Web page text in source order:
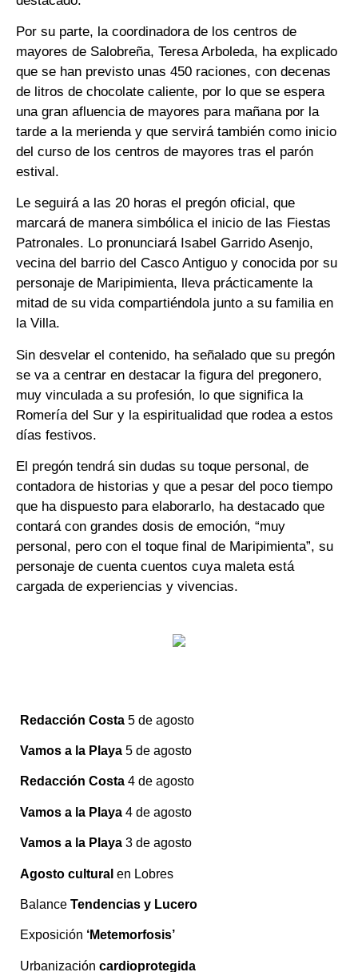
Por su parte, la coordinadora de los centros de
mayores de Salobreña, Teresa Arboleda, ha explicado
que se han previsto unas 450 raciones, con decenas
de litros de chocolate caliente, por lo que se espera
una gran afluencia de mayores para mañana por la
tarde a la merienda y que servirá también como inicio
del curso de los centros de mayores tras el parón
estival.
Le seguirá a las 20 horas el pregón oficial, que
marcará de manera simbólica el inicio de las Fiestas
Patronales. Lo pronunciará Isabel Garrido Asenjo,
vecina del barrio del Casco Antiguo y conocida por su
personaje de Maripimienta, lleva prácticamente la
mitad de su vida compartiéndola junto a su familia en
la Villa.
Sin desvelar el contenido, ha señalado que su pregón
se va a centrar en destacar la figura del pregonero,
muy vinculada a su profesión, lo que significa la
Romería del Sur y la espiritualidad que rodea a estos
días festivos.
El pregón tendrá sin dudas su toque personal, de
contadora de historias y que a pesar del poco tiempo
que ha dispuesto para elaborarlo, ha destacado que
contará con grandes dosis de emoción, “muy
personal, pero con el toque final de Maripimienta”, su
personaje de cuenta cuentos cuya maleta está
cargada de experiencias y vivencias.
Redacción Costa 5 de agosto
Vamos a la Playa 5 de agosto
Redacción Costa 4 de agosto
Vamos a la Playa 4 de agosto
Vamos a la Playa 3 de agosto
Agosto cultural en Lobres
Balance Tendencias y Lucero
Exposición ‘Metemorfosis’
Urbanización cardioprotegida